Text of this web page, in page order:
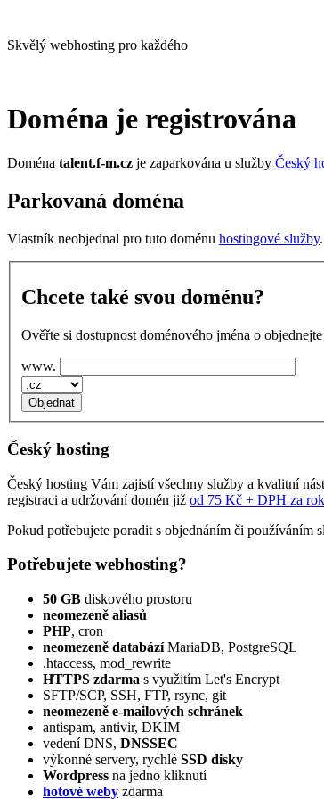
Skvělý webhosting pro každého
Doména je registrována
Doména talent.f-m.cz je zaparkována u služby Český
Parkovaná doména
Vlastník neobjednal pro tuto doménu hostingové služby
Chcete také svou doménu?
Ověřte si dostupnost doménového jména o
www.
Český hosting
Český hosting Vám zajistí všechny služby a kvalitní
registraci a udržování domén již od 75 Kč + DPH za rok
Pokud potřebujete poradit s objednáním či používáním
Potřebujete webhosting?
50 GB diskového prostoru
neomezeně aliasů
PHP, cron
neomezeně databázíMariaDB, PostgreSQL
.htaccess, mod_rewrite
HTTPS zdarma s využitím Let's Encrypt
SFTP/SCP, SSH, FTP, rsync, git
neomezeně e‑mailových schránek
antispam, antivir, DKIM
vedení DNS, DNSSEC
výkonné servery, rychlé SSD disky
Wordpress na jedno kliknutí
hotové weby zdarma